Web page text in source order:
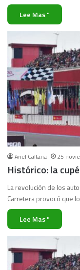
Lee Mas "
Ariel Caltana 25
Histórico: la
La revolución de los
Carretera provocó que
Lee Mas "